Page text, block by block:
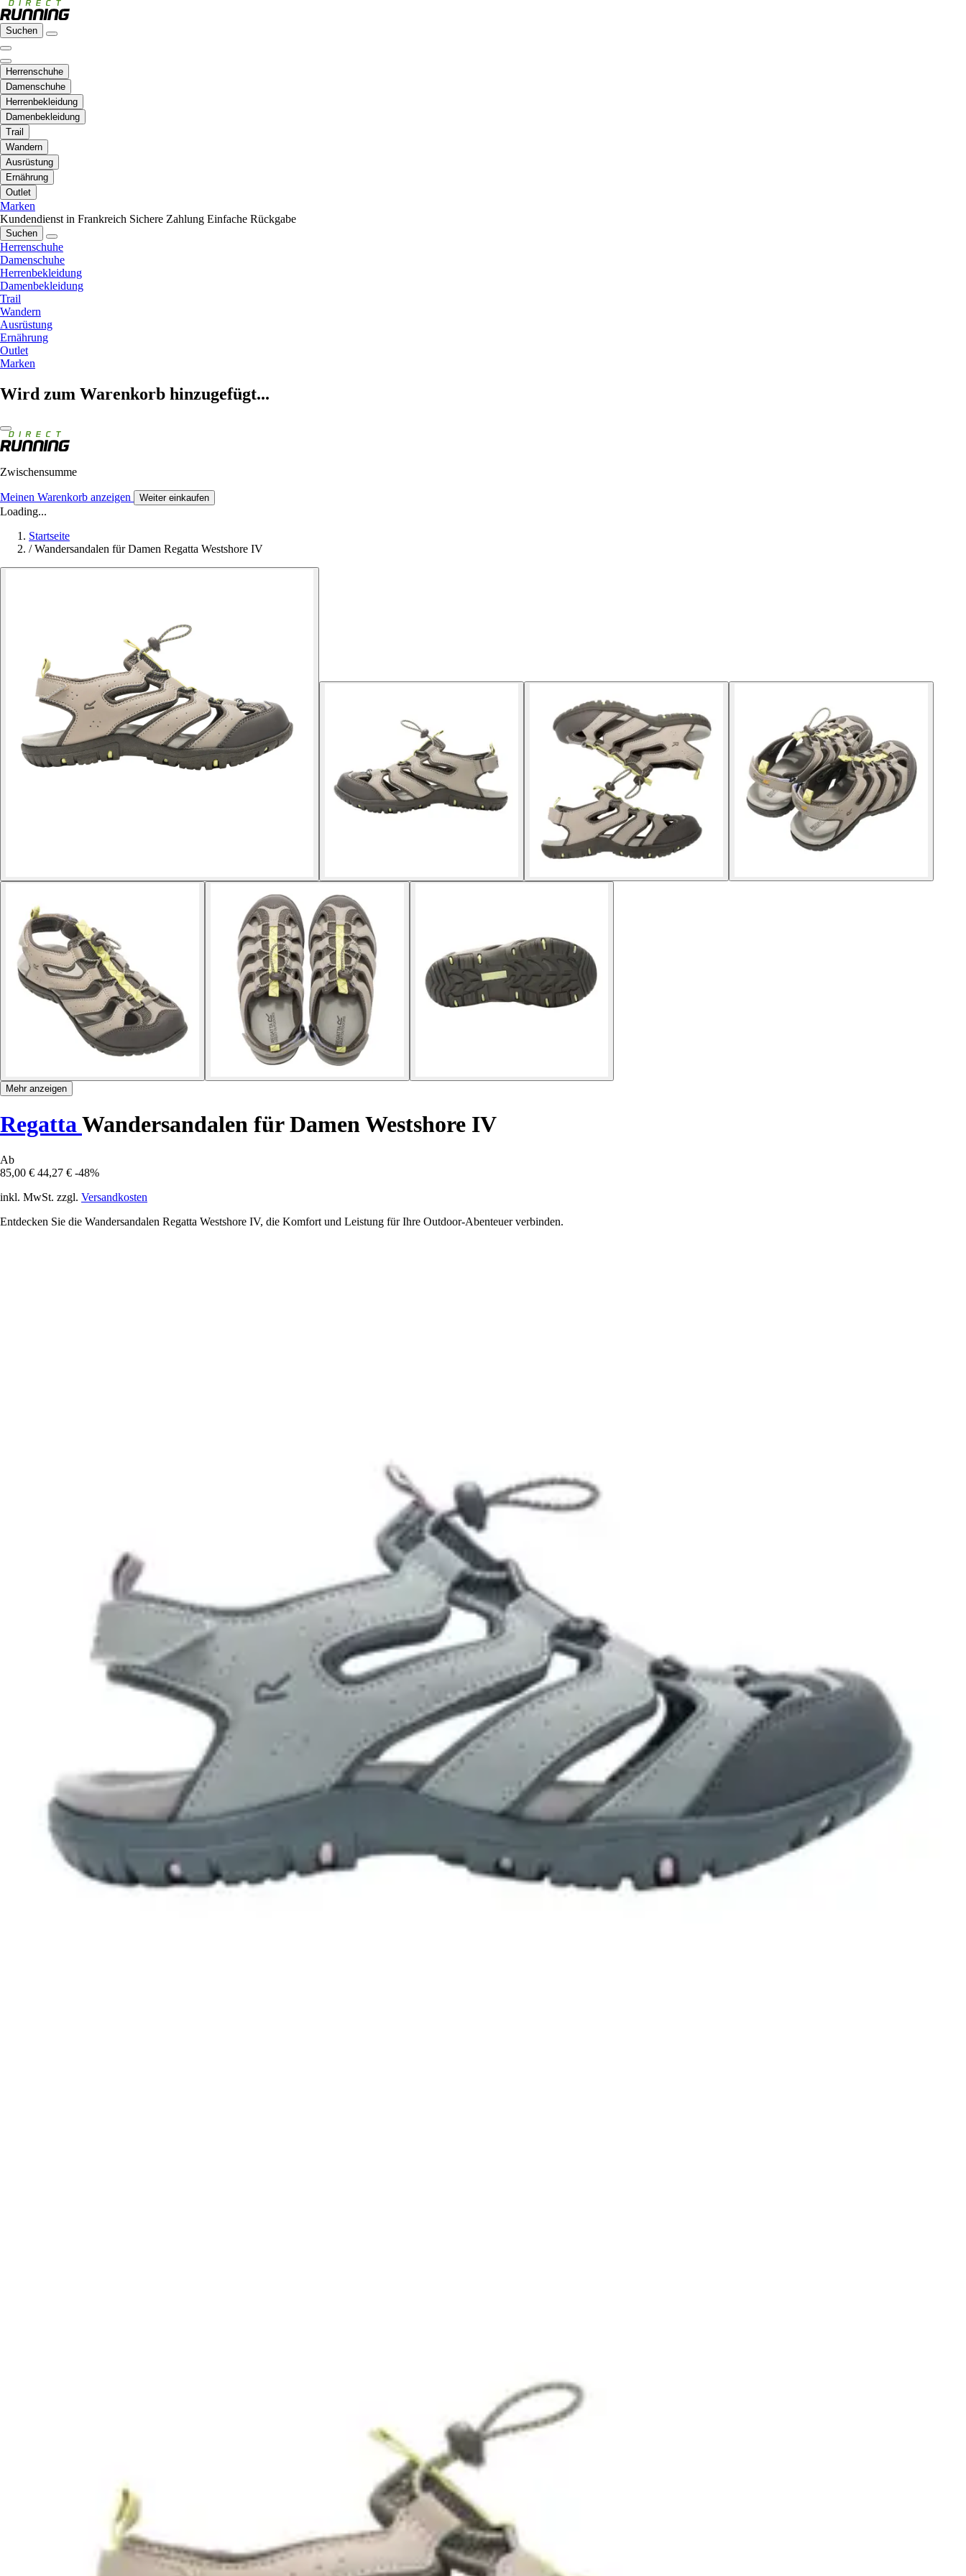
Suchen
Herrenschuhe
Damenschuhe
Herrenbekleidung
Damenbekleidung
Trail
Wandern
Ausrüstung
Ernährung
Outlet
Marken
Kundendienst in Frankreich Sichere Zahlung Einfache Rückgabe
Suchen
Herrenschuhe
Damenschuhe
Herrenbekleidung
Damenbekleidung
Trail
Wandern
Ausrüstung
Ernährung
Outlet
Marken
Wird zum Warenkorb hinzugefügt...
Zwischensumme
Meinen Warenkorb anzeigen Weiter einkaufen
Loading...
Startseite
/ Wandersandalen für Damen Regatta Westshore IV
Mehr anzeigen
RegattaWandersandalen für Damen Westshore IV
Ab
85,00 € 44,27 € -48%
inkl. MwSt. zzgl. Versandkosten
Entdecken Sie die Wandersandalen Regatta Westshore IV, die Komfort und Leistung für Ihre Outdoor-Abenteuer verbinden.